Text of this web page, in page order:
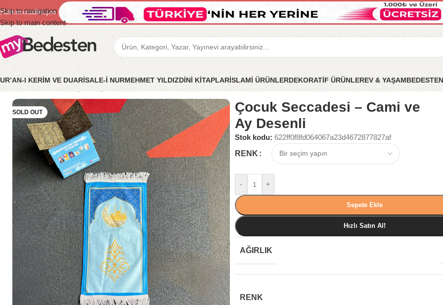
Skip to navigation
Skip to main content
Hakkımızdaİletişim
I KERİM VE DUARİSALE-İ NURMEHMET YILDIZDİNİ KİTAPLARİSLAMİ ÜRÜNLERDEKORATİF ÜRÜNLEREV & YAŞAM
Ana Sayfa Bedesten Çocuk Çocuk İslami Ürünler Çocuk Seccadesi – Cami ve Ay Desenli
SOLD OUT
Çocuk Seccadesi – Cami ve
Ay Desenli
Stok kodu: 622ff0f8fd064067a23d4672877827af
RENK
- +
Sepete Ekle
Hızlı Satın Al!
AĞIRLIK
RENK